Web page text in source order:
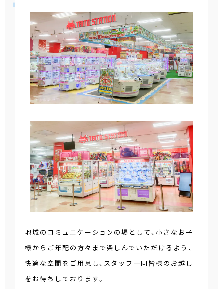
地域のコミュニケーションの場として、小さなお子
様からご年配の方々まで楽しんでいただけるよう、
快適な空間をご用意し、スタッフ一同皆様のお越し
をお待ちしております。